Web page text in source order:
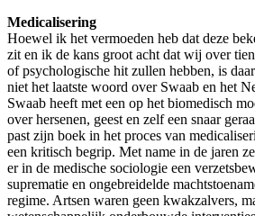
Medicalisering
Hoewel ik het vermoeden heb dat deze
zit en ik de kans groot acht dat wij over
of psychologische hit zullen hebben, is
niet het laatste woord over Swaab en het
Swaab heeft met een op het biomedisch
over hersenen, geest en zelf een snaar
past zijn boek in het proces van
een kritisch begrip. Met name in de jaren
er in de medische sociologie een
suprematie en ongebreidelde
regime. Artsen waren geen kwakzalvers,